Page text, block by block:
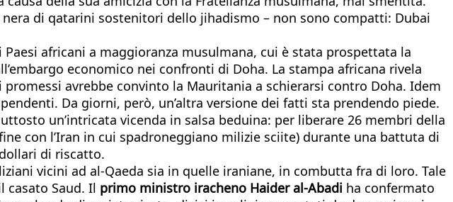
di qatarini sostenitori dello jihadismo – non sono compatti: Dubai
africani a maggioranza musulmana, cui è stata prospettata la
economico nei confronti di Doha. La stampa africana rivela
avrebbe convinto la Mauritania a schierarsi contro Doha. Idem
Da giorni, però, un’altra versione dei fatti sta prendendo piede.
un’intricata vicenda in salsa beduina: per liberare 26 membri della
con l’Iran in cui spadroneggiano milizie sciite) durante una battuta di
di riscatto.
vicini ad al-Qaeda sia in quelle iraniane, in combutta fra di loro. Tale
casato Saud. Il primo ministro iracheno Haider al-Abadi ha confermato